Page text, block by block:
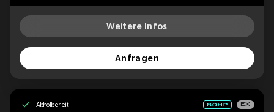
Weitere Infos
Anfragen
Abholbereit EX